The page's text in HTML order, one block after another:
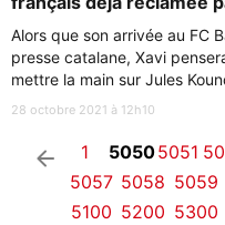
Alors que son arrivée au FC
presse catalane, Xavi
mettre la main sur Jules
28 octobre 2021 à 12h10
arrow_left 1 50505051
5057 5058 5059
5100 5200 5300